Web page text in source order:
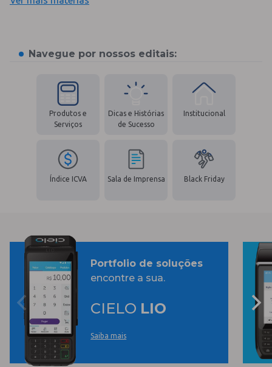
Navegue por nossos editais:
Produtos e
Serviços
Dicas e Histórias
de Sucesso
Institucional
Índice ICVA Sala de Imprensa Black Friday
Portfolio de soluções
encontre a sua.
CIELO LIO
Saiba mais